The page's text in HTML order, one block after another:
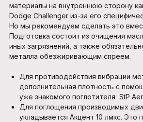
материалы на внутреннюю сторону
Dodge Challenger из-за его
Но мы рекомендуем сделать это
Подготовка состоит из очищения
иных загрязнений, а также
металла обезжиривающим спреем.
Для противодействия вибрации
дополнительная плотность с
уже знакомого поглотителя StP
Для поглощения производимых
укладывается Акцент 10 лмкс. Это